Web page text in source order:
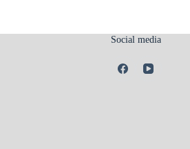
Social media